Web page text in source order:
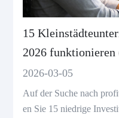
15
2026
und hohe Nachfrage)
2026-03-05
Auf der Suche nach
en Sie 15 niedrige